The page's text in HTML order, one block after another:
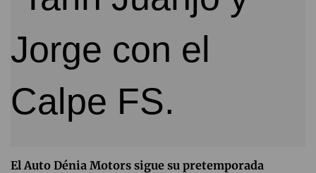
El Auto Dénia Motors sigue su pretemporada